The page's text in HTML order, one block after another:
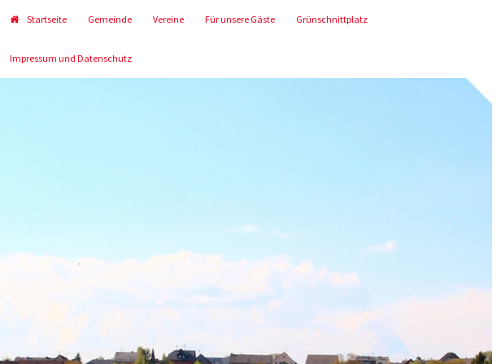
Startseite Gemeinde Vereine Für unsere Gäste Grünschnittplatz
Impressum und Datenschutz